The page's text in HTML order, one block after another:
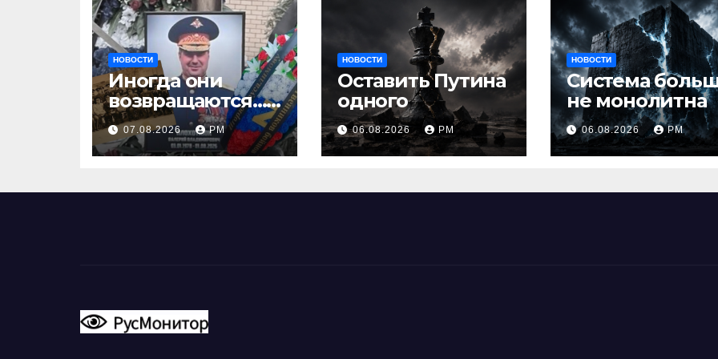
НОВОСТИ
Иногда они
возвращаются…
Или не
возвращаются
07.08.2026 РМ
НОВОСТИ
Оставить Путина
одного
06.08.2026 РМ
НОВОСТИ
Система
не монолитна
06.08.2026 РМ